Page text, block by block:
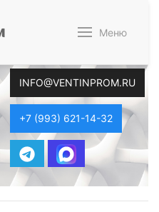
Меню
INFO@VENTINPROM.RU
+7 (993) 621-14-32